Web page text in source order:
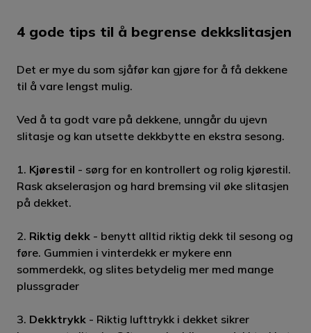
4 gode tips til å begrense dekkslitasjen
Det er mye du som sjåfør kan gjøre for å få dekkene
til å vare lengst mulig.
Ved å ta godt vare på dekkene, unngår du ujevn
slitasje og kan utsette dekkbytte en ekstra sesong.
1. Kjørestil - sørg for en kontrollert og rolig kjørestil.
Rask akselerasjon og hard bremsing vil øke slitasjen
på dekket.
2. Riktig dekk - benytt alltid riktig dekk til sesong og
føre. Gummien i vinterdekk er mykere enn
sommerdekk, og slites betydelig mer med mange
plussgrader
3. Dekktrykk - Riktig lufttrykk i dekket sikrer